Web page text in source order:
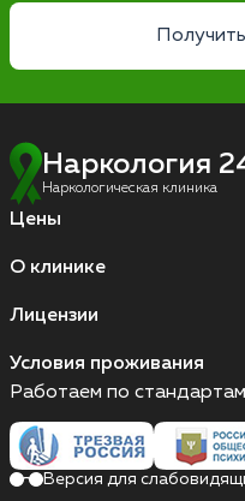
Наркология
Наркологическая клиника
Цены
О клинике
Лицензии
Условия проживания
Работаем по стандартам
Версия для